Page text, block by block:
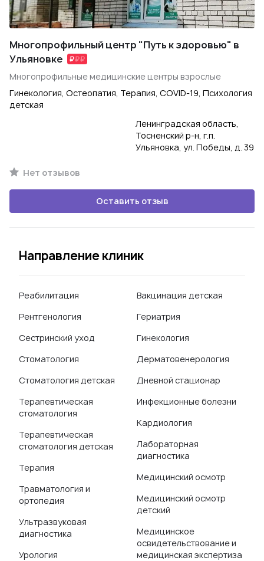
Многопрофильный центр "Путь к здоровью" в
Ульяновке
Многопрофильные медицинские центры взрослые
Гинекология, Остеопатия, Терапия, COVID-19, Психология
детская
Ленинградская область,
Тосненский р-н, г.п.
Ульяновка, ул. Победы, д. 39
Нет отзывов
Оставить отзыв
Направление клиник
Реабилитация
Рентгенология
Сестринский уход
Стоматология
Стоматология детская
Терапевтическая
стоматология
Терапевтическая
стоматология детская
Терапия
Травматология и
ортопедия
Ультразвуковая
диагностика
Урология
Вакцинация детская
Гериатрия
Гинекология
Дерматовенерология
Дневной стационар
Инфекционные болезни
Кардиология
Лабораторная
диагностика
Медицинский осмотр
Медицинский осмотр
детский
Медицинское
освидетельствование и
медицинская экспертиза